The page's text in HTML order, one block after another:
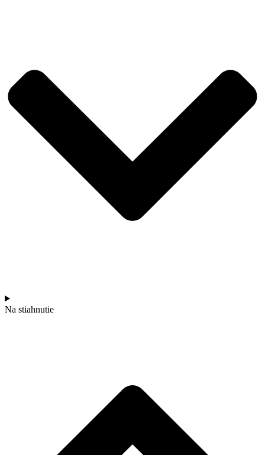
Na stiahnutie